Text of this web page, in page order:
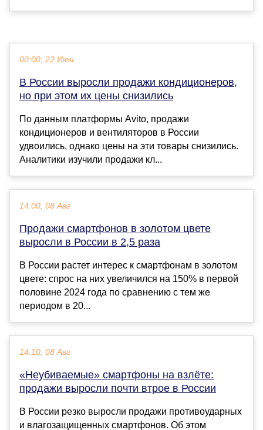
00:00, 22 Июн
В России выросли продажи кондиционеров,
но при этом их цены снизились
По данным платформы Avito, продажи
кондиционеров и вентиляторов в России
удвоились, однако цены на эти товары снизились.
Аналитики изучили продажи кл...
14:00, 08 Авг
Продажи смартфонов в золотом цвете
выросли в России в 2,5 раза
В России растет интерес к смартфонам в золотом
цвете: спрос на них увеличился на 150% в первой
половине 2024 года по сравнению с тем же
периодом в 20...
14:10, 08 Авг
«Неубиваемые» смартфоны на взлёте:
продажи выросли почти втрое в России
В России резко выросли продажи противоударных
и влагозащищенных смартфонов. Об этом